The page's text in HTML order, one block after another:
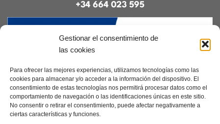
Gestionar el consentimiento de
las cookies
Para ofrecer las mejores experiencias, utilizamos tecnologías como las
cookies para almacenar y/o acceder a la información del dispositivo. El
consentimiento de estas tecnologías nos permitirá procesar datos como el
comportamiento de navegación o las identificaciones únicas en este sitio.
No consentir o retirar el consentimiento, puede afectar negativamente a
ciertas características y funciones.
+34 664 023 595
Contacto|Incidencias|Devoluciones|
Condiciones generales